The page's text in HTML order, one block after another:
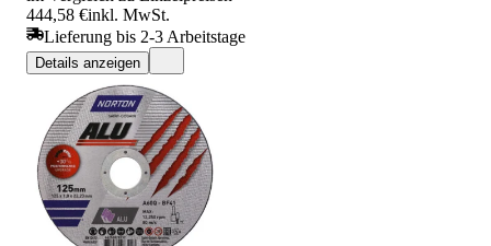
444,58 €inkl. MwSt.
Lieferung bis 2-3 Arbeitstage
Details anzeigen